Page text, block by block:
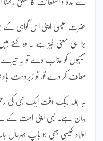
حضرت عیسیٰ اپنی اس گواہی کے
بڑا ہی معنی خیز ہے ۔ وہ کہتے
مسیحیوں کو عذاب دے تو یہ
معاف کر دے تو، تو زبردست
یہ جملہ بیک وقت ایک نبی کی
بیان ہے۔ نبی اپنی امت کے
اولاد کیسی بھی ہو باپ